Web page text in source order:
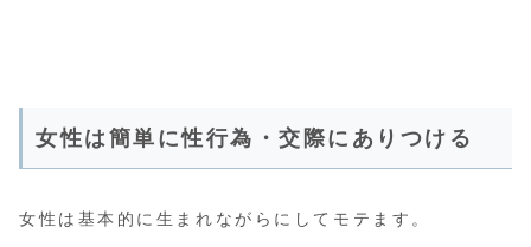
女性は簡単に性行為・交際にありつける
女性は基本的に生まれながらにしてモテます。